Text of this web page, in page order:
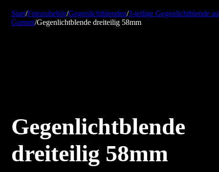
Start/Fotozubehör/Gegenlichtblenden/3-teilige Gegenlichtblende
Gummi/Gegenlichtblende dreiteilig 58mm
Gegenlichtblende
dreiteilig 58mm